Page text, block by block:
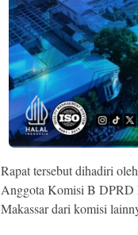
Rapat tersebut dihadiri
Anggota Komisi B DPRD
Makassar dari komisi